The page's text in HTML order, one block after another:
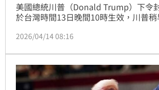
美國總統川普（Donald Trump）下令
於台灣時間13日晚間10時生效，川普
毀」，共有158艘艦艇沉入海底，並再
國官員透露，美國海軍在中東地區部署
艇，《CNN》也列出驚人陣容。
2026/04/14 08:16